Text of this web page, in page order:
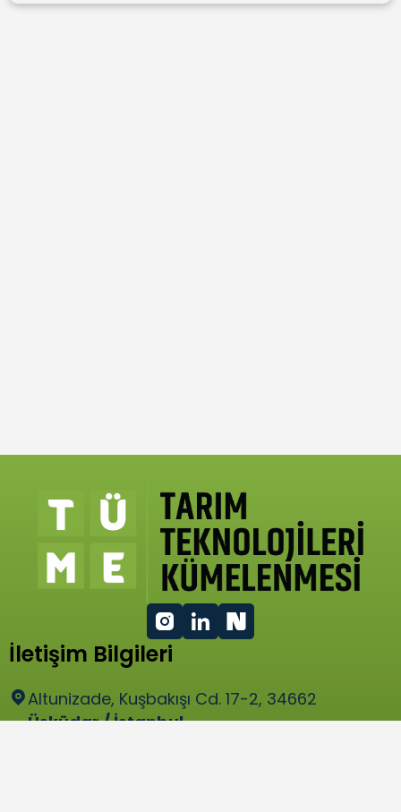
İletişim Bilgileri
Altunizade, Kuşbakışı Cd. 17-2, 34662
Üsküdar / İstanbul